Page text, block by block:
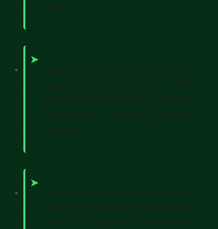
quan.
Lượng mã cổ phiếu tăng giá nhiều, số
lượng mã cổ phiếu giảm giá ít, nhưng
điểm số thị trường giảm, lúc này có thể
kết luận là thị trường đang có tín hiệu
tích cực.
Lượng mã cổ phiếu tăng giá áp đảo số
lượng mã cổ phiếu giảm giá, điểm thị
trường cũng tăng, như vậy có thể kết